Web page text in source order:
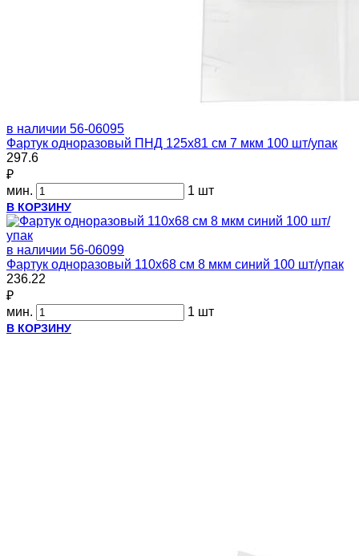
в наличии 56-06095
Фартук одноразовый ПНД 125х81 см 7 мкм 100 шт/упак
297.6
₽
мин.
1 шт
В КОРЗИНУ
в наличии 56-06099
Фартук одноразовый 110х68 см 8 мкм синий 100 шт/упак
236.22
₽
мин.
1 шт
В КОРЗИНУ